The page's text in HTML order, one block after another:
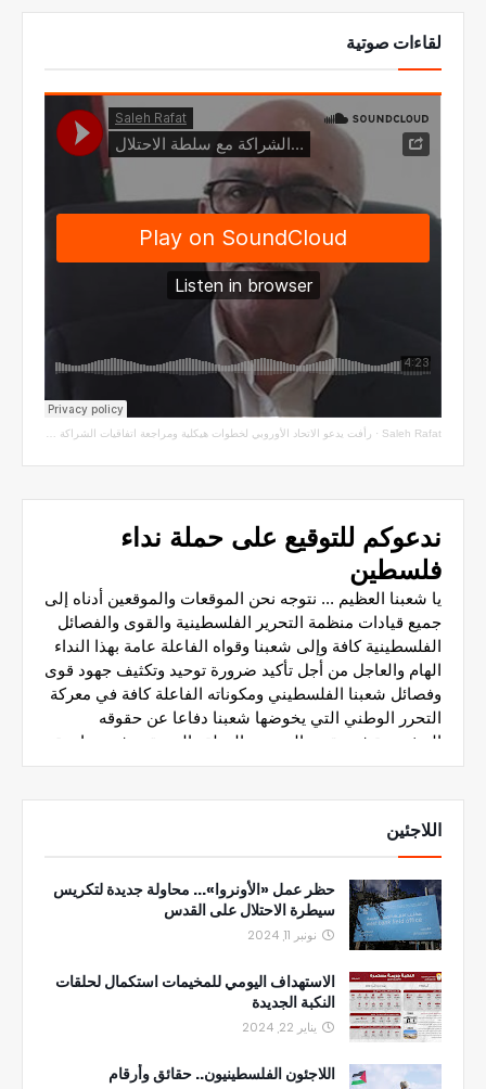
لقاءات صوتية
Saleh Rafat
· رأفت يدعو الاتحاد الأوروبي لخطوات هيكلية ومراجعة اتفاقيات الشراكة مع سلطة الاحتلال
اللاجئين
حظر عمل «الأونروا»... محاولة جديدة لتكريس
سيطرة الاحتلال على القدس
نونبر 11, 2024
الاستهداف اليومي للمخيمات استكمال لحلقات
النكبة الجديدة
يناير 22, 2024
اللاجئون الفلسطينيون.. حقائق وأرقام